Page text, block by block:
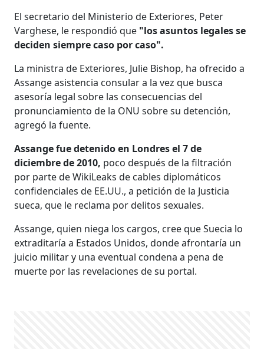
El secretario del Ministerio de Exteriores, Peter
Varghese, le respondió que "los asuntos legales se
deciden siempre caso por caso".
La ministra de Exteriores, Julie Bishop, ha ofrecido a
Assange asistencia consular a la vez que busca
asesoría legal sobre las consecuencias del
pronunciamiento de la ONU sobre su detención,
agregó la fuente.
Assange fue detenido en Londres el 7 de
diciembre de 2010, poco después de la filtración
por parte de WikiLeaks de cables diplomáticos
confidenciales de EE.UU., a petición de la Justicia
sueca, que le reclama por delitos sexuales.
Assange, quien niega los cargos, cree que Suecia lo
extraditaría a Estados Unidos, donde afrontaría un
juicio militar y una eventual condena a pena de
muerte por las revelaciones de su portal.